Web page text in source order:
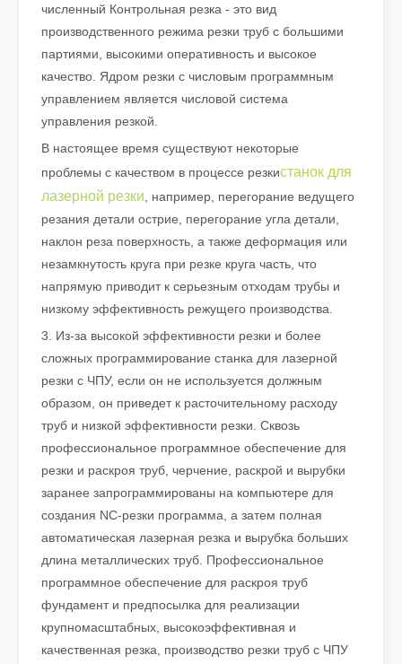
Лазерная сварка произвела революцию в современном
Что такое лазерная резка? Наука о срезе По своей сути
численный Контрольная резка - это вид
производственного режима резки труб с большими
партиями, высокими оперативность и высокое
качество. Ядром резки с числовым программным
управлением является числовой система
управления резкой.
В настоящее время существуют некоторые
проблемы с качеством в процессе резкистанок для
лазерной резки , например, перегорание ведущего
резания детали острие, перегорание угла детали,
наклон реза поверхность, а также деформация или
незамкнутость круга при резке круга часть, что
напрямую приводит к серьезным отходам трубы и
низкому эффективность режущего производства.
3. Из-за высокой эффективности резки и более
сложных программирование станка для лазерной
резки с ЧПУ, если он не используется должным
образом, он приведет к расточительному расходу
труб и низкой эффективности резки. Сквозь
профессиональное программное обеспечение для
резки и раскроя труб, черчение, раскрой и вырубки
заранее запрограммированы на компьютере для
создания NC-резки программа, а затем полная
автоматическая лазерная резка и вырубка больших
длина металлических труб. Профессиональное
программное обеспечение для раскроя труб
фундамент и предпосылка для реализации
крупномасштабных, высокоэффективная и
качественная резка, производство резки труб с ЧПУ